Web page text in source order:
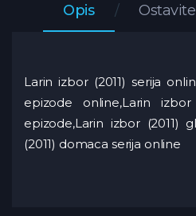
Opis
Larin izbor (2011) serija
epizode online,Larin
epizode,Larin izbor (2011)
(2011) domaca serija online